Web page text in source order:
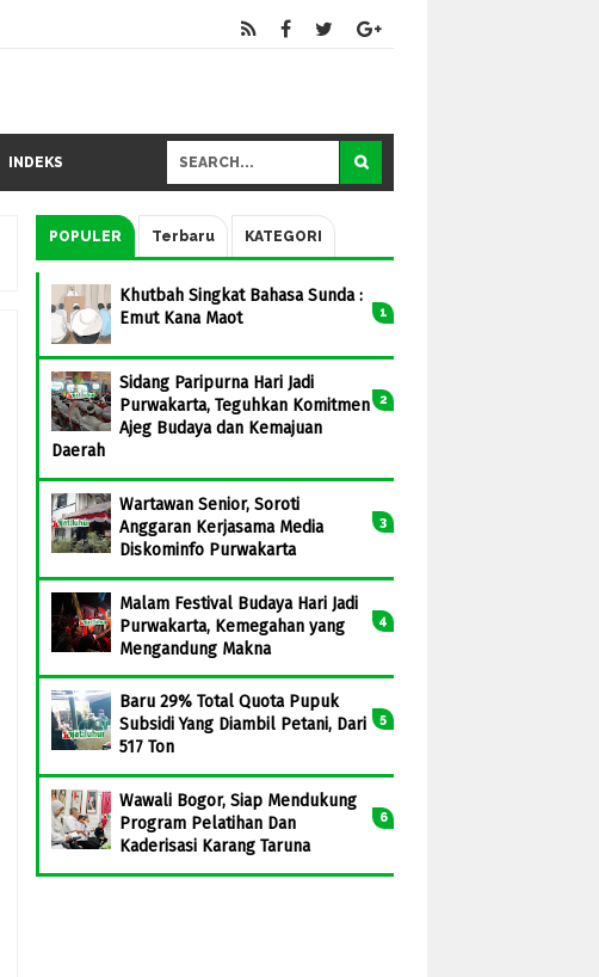
INDEKS
POPULER Terbaru KATEGORI
Khutbah Singkat Bahasa Sunda :
Emut Kana Maot
Sidang Paripurna Hari Jadi
Purwakarta, Teguhkan Komitmen
Ajeg Budaya dan Kemajuan
Daerah
Wartawan Senior, Soroti
Anggaran Kerjasama Media
Diskominfo Purwakarta
Malam Festival Budaya Hari Jadi
Purwakarta, Kemegahan yang
Mengandung Makna
Baru 29% Total Quota Pupuk
Subsidi Yang Diambil Petani, Dari
517 Ton
Wawali Bogor, Siap Mendukung
Program Pelatihan Dan
Kaderisasi Karang Taruna